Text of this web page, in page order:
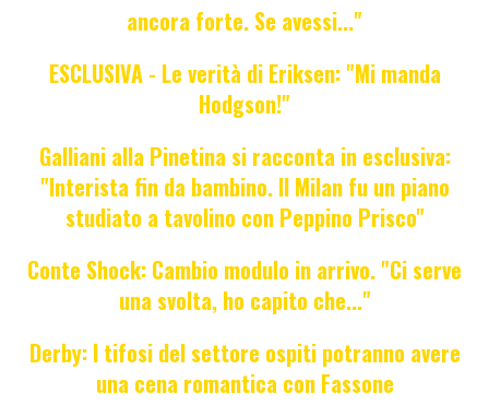
ancora forte. Se avessi..."
ESCLUSIVA - Le verità di Eriksen: "Mi manda
Hodgson!"
Galliani alla Pinetina si racconta in esclusiva:
"Interista fin da bambino. Il Milan fu un piano
studiato a tavolino con Peppino Prisco"
Conte Shock: Cambio modulo in arrivo. "Ci serve
una svolta, ho capito che..."
Derby: I tifosi del settore ospiti potranno avere
una cena romantica con Fassone